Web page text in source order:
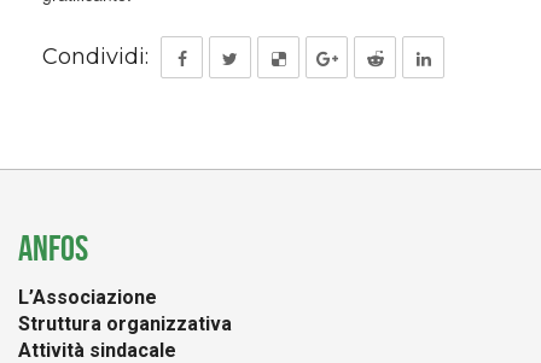
Condividi:
ANFOS
L’Associazione
Struttura organizzativa
Attività sindacale